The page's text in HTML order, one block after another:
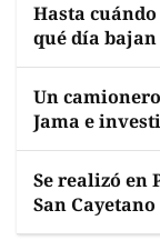
Hasta
qué día
Un
Jama e
Se realizó en
San Cayetano